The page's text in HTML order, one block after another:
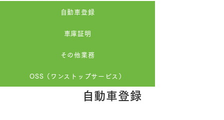
自動車登録
車庫証明
その他業務
OSS（ワンストップサービス）
自動車登録